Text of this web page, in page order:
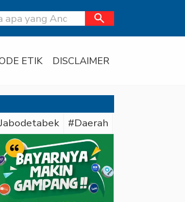
search
ETIK DISCLAIMER
#Daerah